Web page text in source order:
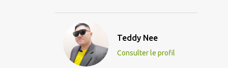
Teddy Nee
Consulter le profil